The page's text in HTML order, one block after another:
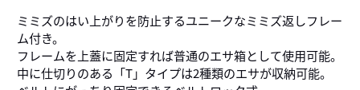
ミミズのはい上がりを防止するユニークなミミズ返しフレー
ム付き。
フレームを上蓋に固定すれば普通のエサ箱として使用可能。
中に仕切りのある「T」タイプは2種類のエサが収納可能。